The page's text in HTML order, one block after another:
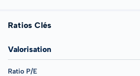
Ratios Clés
Valorisation
Ratio P/E